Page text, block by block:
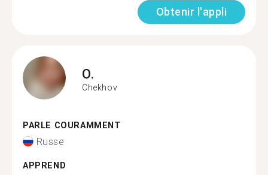
Obtenir l'appli
O.
Chekhov
PARLE COURAMMENT
Russe
APPREND